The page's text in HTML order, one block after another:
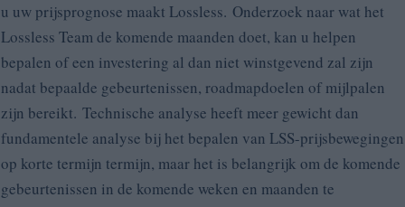
u uw prijsprognose maakt Lossless. Onderzoek naar wat het
Lossless Team de komende maanden doet, kan u helpen
bepalen of een investering al dan niet winstgevend zal zijn
nadat bepaalde gebeurtenissen, roadmapdoelen of mijlpalen
zijn bereikt. Technische analyse heeft meer gewicht dan
fundamentele analyse bij het bepalen van LSS-prijsbewegingen
op korte termijn termijn, maar het is belangrijk om de komende
gebeurtenissen in de komende weken en maanden te